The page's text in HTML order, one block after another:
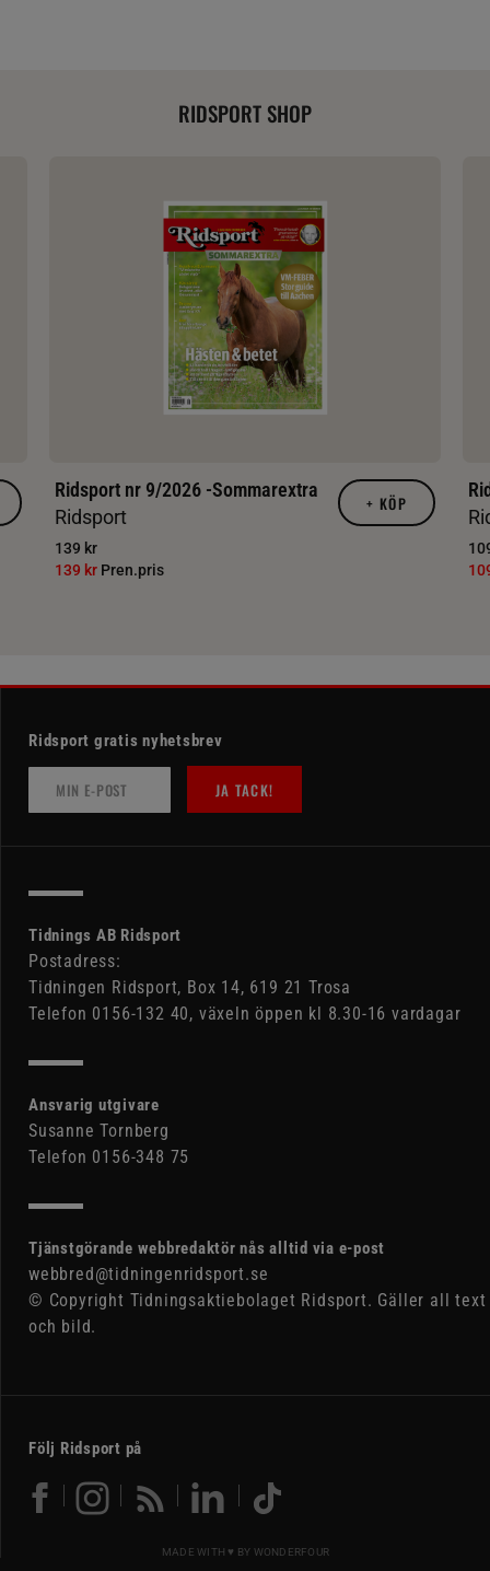
RIDSPORT SHOP
Ridsport nr 9/2026 -Sommarextra
Ridsport
139 kr
139 kr Pren.pris
+ KÖP
Ridsport gratis nyhetsbrev
JA TACK!
Tidnings AB Ridsport
Postadress:
Tidningen Ridsport, Box 14, 619 21 Trosa
Telefon 0156-132 40, växeln öppen kl 8.30-16 vardagar
Ansvarig utgivare
Susanne Tornberg
Telefon 0156-348 75
Tjänstgörande webbredaktör nås alltid via e-post
webbred@tidningenridsport.se
© Copyright Tidningsaktiebolaget Ridsport. Gäller all text
och bild.
Följ Ridsport på
MADE WITH ♥ BY WONDERFOUR